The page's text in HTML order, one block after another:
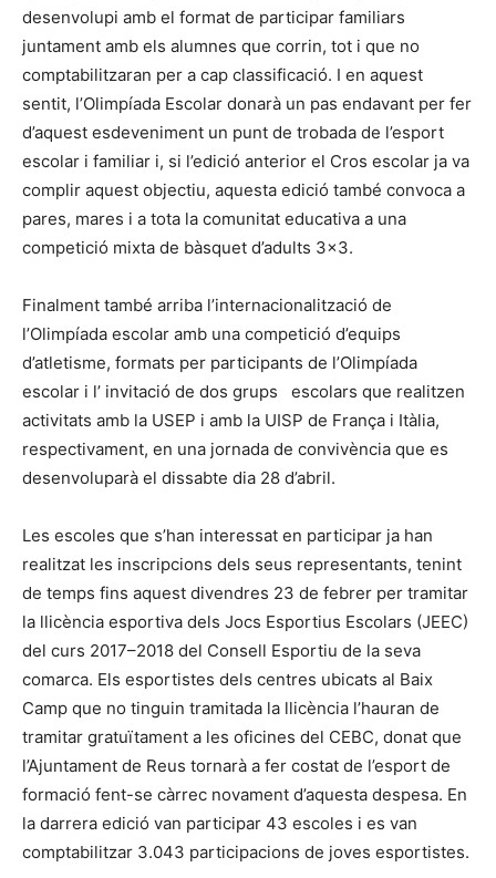
desenvolupi amb el format de participar familiars
juntament amb els alumnes que corrin, tot i que no
comptabilitzaran per a cap classificació. I en aquest
sentit, l’Olimpíada Escolar donarà un pas endavant per fer
d’aquest esdeveniment un punt de trobada de l’esport
escolar i familiar i, si l’edició anterior el Cros escolar ja va
complir aquest objectiu, aquesta edició també convoca a
pares, mares i a tota la comunitat educativa a una
competició mixta de bàsquet d’adults 3×3.
Finalment també arriba l’internacionalització de
l’Olimpíada escolar amb una competició d’equips
d’atletisme, formats per participants de l’Olimpíada
escolar i l’ invitació de dos grups escolars que realitzen
activitats amb la USEP i amb la UISP de França i Itàlia,
respectivament, en una jornada de convivència que es
desenvoluparà el dissabte dia 28 d’abril.
Les escoles que s’han interessat en participar ja han
realitzat les inscripcions dels seus representants, tenint
de temps fins aquest divendres 23 de febrer per tramitar
la llicència esportiva dels Jocs Esportius Escolars (JEEC)
del curs 2017–2018 del Consell Esportiu de la seva
comarca. Els esportistes dels centres ubicats al Baix
Camp que no tinguin tramitada la llicència l’hauran de
tramitar gratuïtament a les oficines del CEBC, donat que
l’Ajuntament de Reus tornarà a fer costat de l’esport de
formació fent-se càrrec novament d’aquesta despesa. En
la darrera edició van participar 43 escoles i es van
comptabilitzar 3.043 participacions de joves esportistes.